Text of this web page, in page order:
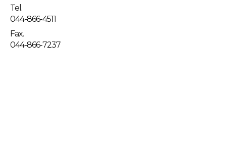
Tel.
044-866-4511
Fax.
044-866-7237